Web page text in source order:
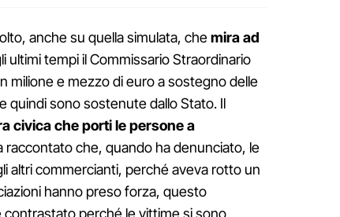
anche su quella simulata, chemira ad
ultimi tempi il Commissario Straordinario
milione e mezzo di euro a sostegno delle
quindi sono sostenute dallo Stato. Il
civica che porti le persone a
raccontato che, quando ha denunciato, le
altri commercianti, perché aveva rotto un
hanno preso forza, questo
perché le vittime si sono